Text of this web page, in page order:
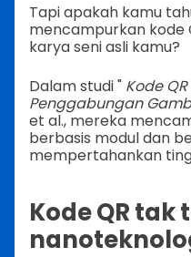
Tapi apakah kamu
mencampurkan kode
karya seni asli kamu?
Dalam studi " Kode
Penggabungan
et al., mereka
berbasis modul dan
mempertahankan
Kode QR